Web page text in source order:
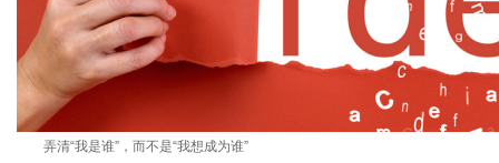
弄清“我是谁”，而不是“我想成为谁”